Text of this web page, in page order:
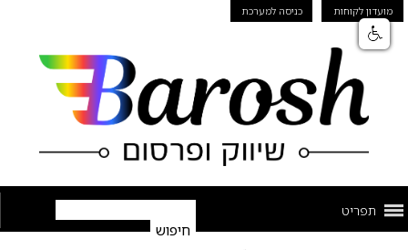
מועדון לקוחות כניסה למערכת
תפריט